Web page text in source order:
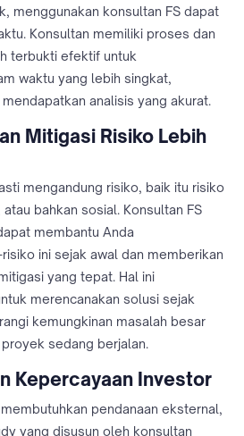
menggunakan konsultan FS dapat
Konsultan memiliki proses dan
terbukti efektif untuk
waktu yang lebih singkat,
analisis yang akurat.
Mitigasi Risiko Lebih
mengandung risiko, baik itu risiko
bahkan sosial. Konsultan FS
membantu Anda
ini sejak awal dan memberikan
yang tepat. Hal ini
merencanakan solusi sejak
kemungkinan masalah besar
sedang berjalan.
Kepercayaan Investor
pendanaan eksternal,
yang disusun oleh konsultan